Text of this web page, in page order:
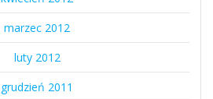
marzec 2012
luty 2012
grudzień 2011